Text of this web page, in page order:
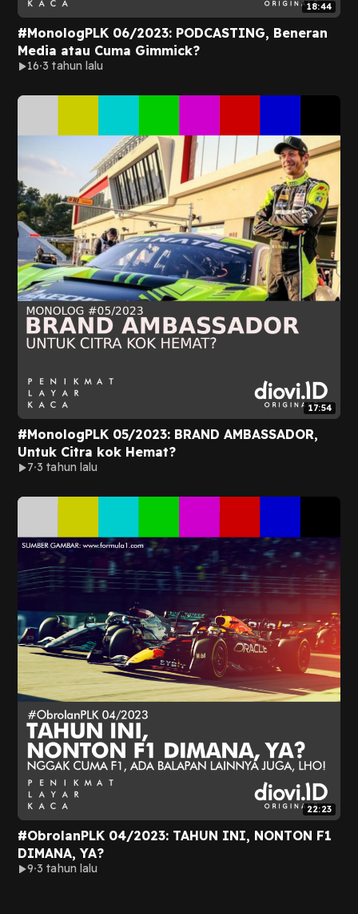
18:44
#MonologPLK 06/2023: PODCASTING, Beneran
Media atau Cuma Gimmick?
16 3 tahun lalu
17:54
#MonologPLK 05/2023: BRAND AMBASSADOR,
Untuk Citra kok Hemat?
7 3 tahun lalu
22:23
#ObrolanPLK 04/2023: TAHUN INI, NONTON F1
DIMANA, YA?
9 3 tahun lalu